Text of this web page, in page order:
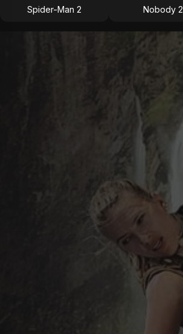
Spider-Man 2 Nobody 2